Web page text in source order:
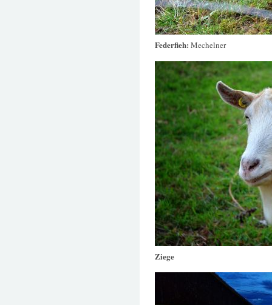
Federfieh: Mechelner
Ziege